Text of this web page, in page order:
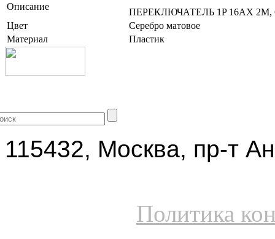
Описание
ПЕРЕКЛЮЧАТЕЛЬ 1P 16AX
Цвет
Серебро матовое
Материал
Пластик
115432, Москва, пр-т
Политика